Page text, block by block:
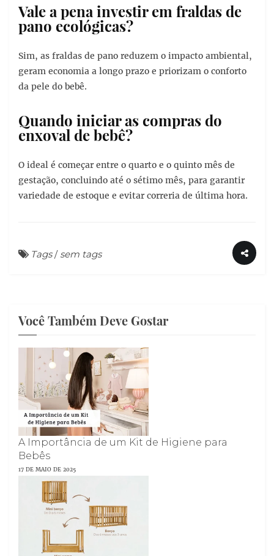
Vale a pena investir em fraldas de
pano ecológicas?
Sim, as fraldas de pano reduzem o impacto ambiental,
geram economia a longo prazo e priorizam o conforto
da pele do bebê.
Quando iniciar as compras do
enxoval de bebê?
O ideal é começar entre o quarto e o quinto mês de
gestação, concluindo até o sétimo mês, para garantir
variedade de estoque e evitar correria de última hora.
Tags/ sem tags
Você Também Deve Gostar
A Importância de um Kit de Higiene para
Bebês
17 DE MAIO DE 2025